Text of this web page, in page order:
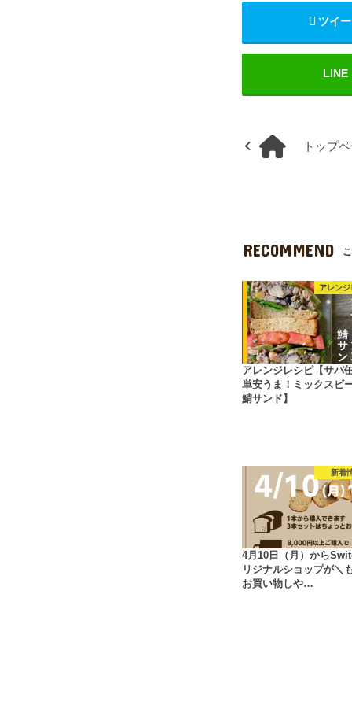
ツイ
LINE
トップ
RECOMMEND
アレン
アレンジレシピ【サバ
単安うま！ミックスビ
鯖サンド】
新着
4月10日（月）から
リジナルショップが＼
お買い物しや…